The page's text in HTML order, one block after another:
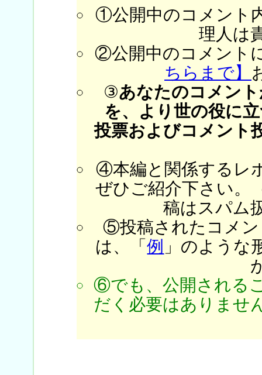
①公開中のコメント
理人は
②公開中のコメント
ちらまで】
③あなたのコメン
を、より世の役に
投票およびコメント
④本編と関係するレ
ぜひご紹介下さい。
稿はスパム
⑤投稿されたコメン
は、「例 」のような
⑥でも、公開される
だく必要はありませ